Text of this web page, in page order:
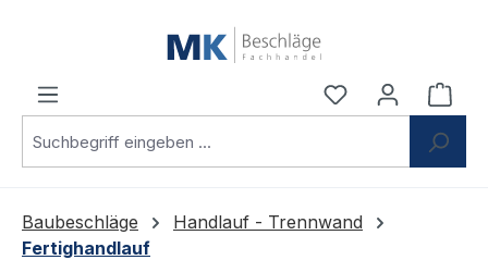
Du hast 0
Baubeschläge
Handlauf - Trennwand
Fertighandlauf